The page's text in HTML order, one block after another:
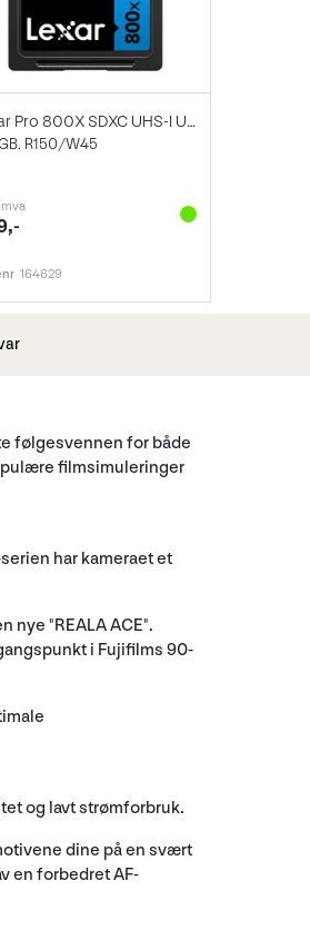
Lexar Pro 800X SDXC UHS-I U3 (V30) 128GB
R150/W45
164629
følgesvennen for både
filmsimuleringer
har kameraet et
"REALA ACE".
i Fujifilms 90-
og lavt strømforbruk.
dine på en svært
en forbedret AF-